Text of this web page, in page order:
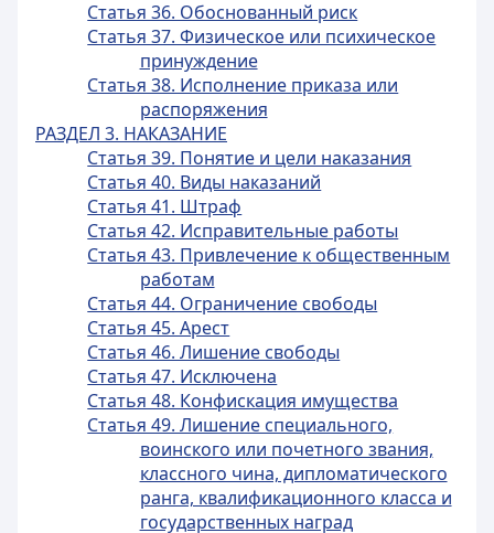
Статья 36. Обоснованный риск
Статья 37. Физическое или психическое
принуждение
Статья 38. Исполнение приказа или
распоряжения
РАЗДЕЛ 3. НАКАЗАНИЕ
Статья 39. Понятие и цели наказания
Статья 40. Виды наказаний
Статья 41. Штраф
Статья 42. Исправительные работы
Статья 43. Привлечение к общественным
работам
Статья 44. Ограничение свободы
Статья 45. Арест
Статья 46. Лишение свободы
Статья 47. Исключена
Статья 48. Конфискация имущества
Статья 49. Лишение специального,
воинского или почетного звания,
классного чина, дипломатического
ранга, квалификационного класса и
государственных наград